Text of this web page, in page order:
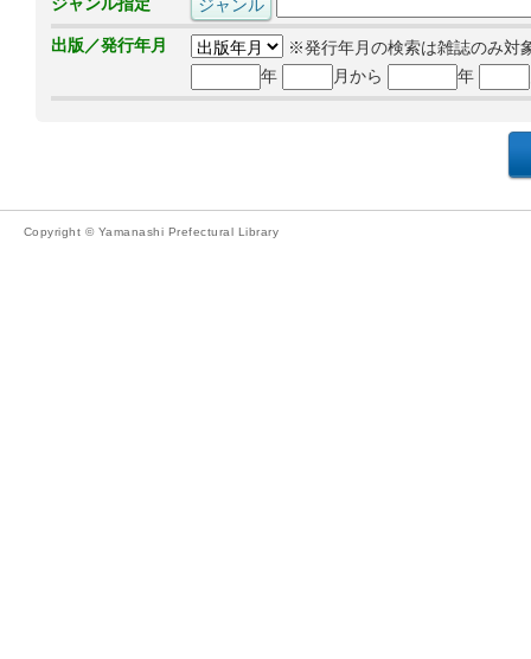
出版／発行年月
※発行年月の検索は雑誌のみ対
年
月から 年
Copyright © Yamanashi Prefectural Library